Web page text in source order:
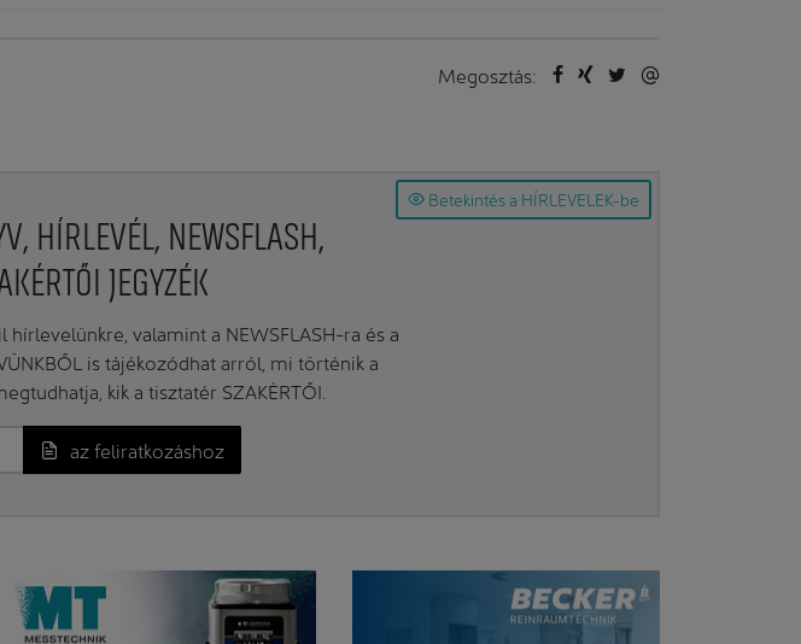
Megosztás:
Betekintés a HÍRLEVELEK-be
HÍRLEVÉL, NEWSFLASH,
JEGYZÉK
valamint a NEWSFLASH-ra és a
is tájékozódhat arról, mi történik a
kik a tisztatér SZAKÉRTŐI.
az feliratkozáshoz